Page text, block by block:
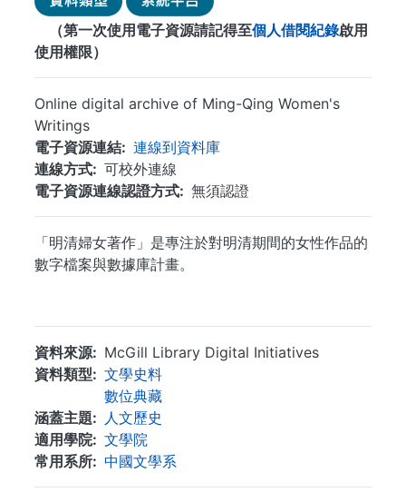
（第一次使用電子資源請記得至個人借閱紀錄啟用
使用權限）
Online digital archive of Ming-Qing Women's
Writings
電子資源連結
連線到資料庫
連線方式
可校外連線
電子資源連線認證方式
無須認證
「明清婦女著作」是專注於對明清期間的女性作品的
數字檔案與數據庫計畫。
資料來源
McGill Library Digital Initiatives
資料類型
文學史料
數位典藏
涵蓋主題
人文歷史
適用學院
文學院
常用系所
中國文學系